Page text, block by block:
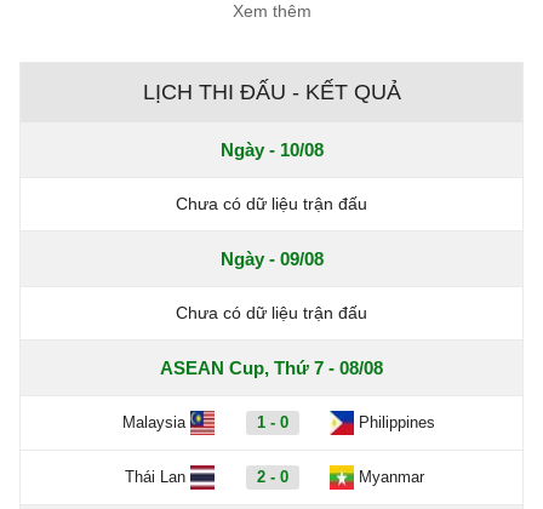
Xem thêm
LỊCH THI ĐẤU - KẾT QUẢ
Ngày - 10/08
Chưa có dữ liệu trận đấu
Ngày - 09/08
Chưa có dữ liệu trận đấu
ASEAN Cup, Thứ 7 - 08/08
Malaysia 1 - 0 Philippines
Thái Lan 2 - 0 Myanmar